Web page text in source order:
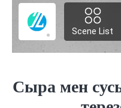
Сыра мен